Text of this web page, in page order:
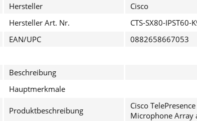
Hersteller
Cisco
Hersteller Art. Nr.
CTS-SX80-IPST60-
EAN/UPC
0882658667053
Beschreibung
Hauptmerkmale
Produktbeschreibung
Cisco
Microphone Array